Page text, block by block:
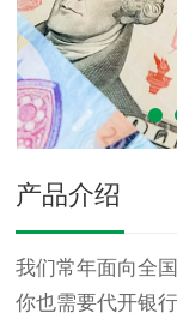
产品介绍
我们常年面向全
你也需要代开银